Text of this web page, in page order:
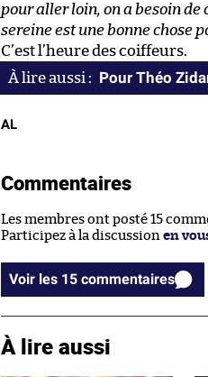
pour aller loin, on a besoin
sereine est une bonne chose
C’est l’heure des coiffeurs.
Pour Théo
AL
Commentaires
Les membres ont posté 15
Participez à la discussion en
Voir les 15 commentaires
À lire aussi